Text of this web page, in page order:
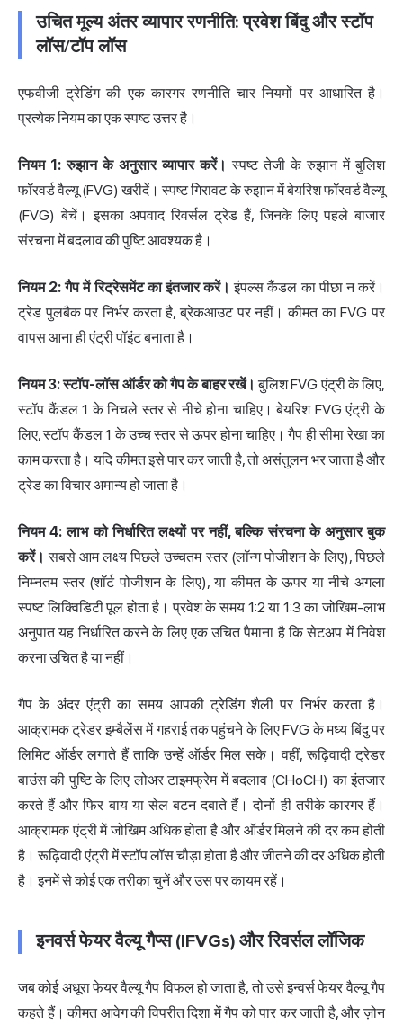
उचित मूल्य अंतर व्यापार रणनीति: प्रवेश बिंदु और स्टॉप
लॉस/टॉप लॉस
एफवीजी ट्रेडिंग की एक कारगर रणनीति चार नियमों पर आधारित है।
प्रत्येक नियम का एक स्पष्ट उत्तर है।
नियम 1: रुझान के अनुसार व्यापार करें। स्पष्ट तेजी के रुझान में बुलिश
फॉरवर्ड वैल्यू (FVG) खरीदें। स्पष्ट गिरावट के रुझान में बेयरिश फॉरवर्ड वैल्यू
(FVG) बेचें। इसका अपवाद रिवर्सल ट्रेड हैं, जिनके लिए पहले बाजार
संरचना में बदलाव की पुष्टि आवश्यक है।
नियम 2: गैप में रिट्रेसमेंट का इंतजार करें। इंपल्स कैंडल का पीछा न करें।
ट्रेड पुलबैक पर निर्भर करता है, ब्रेकआउट पर नहीं। कीमत का FVG पर
वापस आना ही एंट्री पॉइंट बनाता है।
नियम 3: स्टॉप-लॉस ऑर्डर को गैप के बाहर रखें। बुलिश FVG एंट्री के लिए,
स्टॉप कैंडल 1 के निचले स्तर से नीचे होना चाहिए। बेयरिश FVG एंट्री के
लिए, स्टॉप कैंडल 1 के उच्च स्तर से ऊपर होना चाहिए। गैप ही सीमा रेखा का
काम करता है। यदि कीमत इसे पार कर जाती है, तो असंतुलन भर जाता है और
ट्रेड का विचार अमान्य हो जाता है।
नियम 4: लाभ को निर्धारित लक्ष्यों पर नहीं, बल्कि संरचना के अनुसार बुक
करें। सबसे आम लक्ष्य पिछले उच्चतम स्तर (लॉन्ग पोजीशन के लिए), पिछले
निम्नतम स्तर (शॉर्ट पोजीशन के लिए), या कीमत के ऊपर या नीचे अगला
स्पष्ट लिक्विडिटी पूल होता है। प्रवेश के समय 1:2 या 1:3 का जोखिम-लाभ
अनुपात यह निर्धारित करने के लिए एक उचित पैमाना है कि सेटअप में निवेश
करना उचित है या नहीं।
गैप के अंदर एंट्री का समय आपकी ट्रेडिंग शैली पर निर्भर करता है।
आक्रामक ट्रेडर इम्बैलेंस में गहराई तक पहुंचने के लिए FVG के मध्य बिंदु पर
लिमिट ऑर्डर लगाते हैं ताकि उन्हें ऑर्डर मिल सके। वहीं, रूढ़िवादी ट्रेडर
बाउंस की पुष्टि के लिए लोअर टाइमफ्रेम में बदलाव (CHoCH) का इंतजार
करते हैं और फिर बाय या सेल बटन दबाते हैं। दोनों ही तरीके कारगर हैं।
आक्रामक एंट्री में जोखिम अधिक होता है और ऑर्डर मिलने की दर कम होती
है। रूढ़िवादी एंट्री में स्टॉप लॉस चौड़ा होता है और जीतने की दर अधिक होती
है। इनमें से कोई एक तरीका चुनें और उस पर कायम रहें।
इनवर्स फेयर वैल्यू गैप्स (IFVGs) और रिवर्सल लॉजिक
जब कोई अधूरा फेयर वैल्यू गैप विफल हो जाता है, तो उसे इन्वर्स फेयर वैल्यू गैप
कहते हैं। कीमत आवेग की विपरीत दिशा में गैप को पार कर जाती है, और ज़ोन